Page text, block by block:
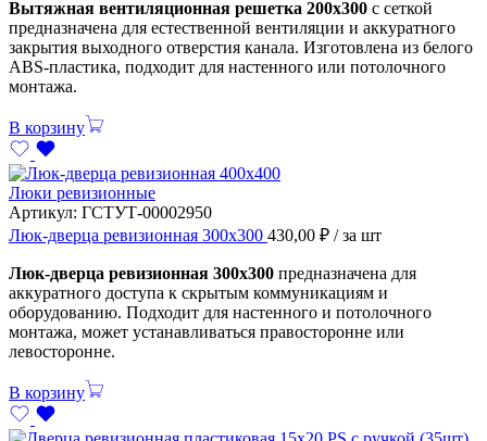
Вытяжная вентиляционная решетка 200х300 с сеткой
предназначена для естественной вентиляции и аккуратного
закрытия выходного отверстия канала. Изготовлена из белого
ABS-пластика, подходит для настенного или потолочного
монтажа.
В корзину
Люки ревизионные
Артикул: ГСТУТ-00002950
Люк-дверца ревизионная 300х300 430,00 ₽ / за шт
Люк-дверца ревизионная 300х300 предназначена для
аккуратного доступа к скрытым коммуникациям и
оборудованию. Подходит для настенного и потолочного
монтажа, может устанавливаться правосторонне или
левосторонне.
В корзину